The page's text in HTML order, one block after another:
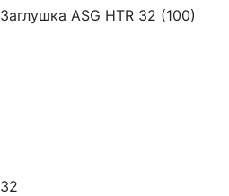
Заглушка ASG HTR 32 (100)
32